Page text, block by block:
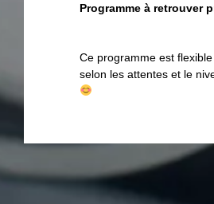
Programme à retrouver
Ce programme est
selon les attentes et le